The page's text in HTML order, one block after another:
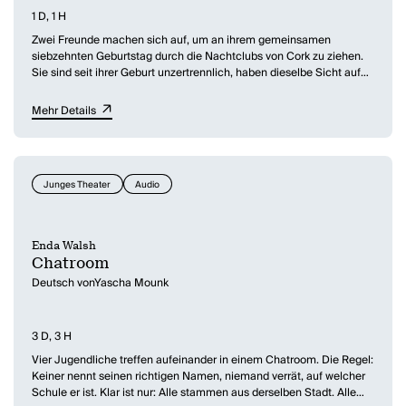
1 D, 1 H
Zwei Freunde machen sich auf, um an ihrem gemeinsamen
siebzehnten Geburtstag durch die Nachtclubs von Cork zu ziehen.
Sie sind seit ihrer Geburt unzertrennlich, haben dieselbe Sicht auf
sie sich trennen, und wer von den beiden überleben wird, hängt
davon ab, wem es gelingt, sich zu lösen.
Mehr Details
Junges Theater Audio
Enda Walsh
Chatroom
Deutsch vonYascha Mounk
3 D, 3 H
Vier Jugendliche treffen aufeinander in einem Chatroom. Die Regel:
Keiner nennt seinen richtigen Namen, niemand verrät, auf welcher
Schule er ist. Klar ist nur: Alle stammen aus derselben Stadt. Alle